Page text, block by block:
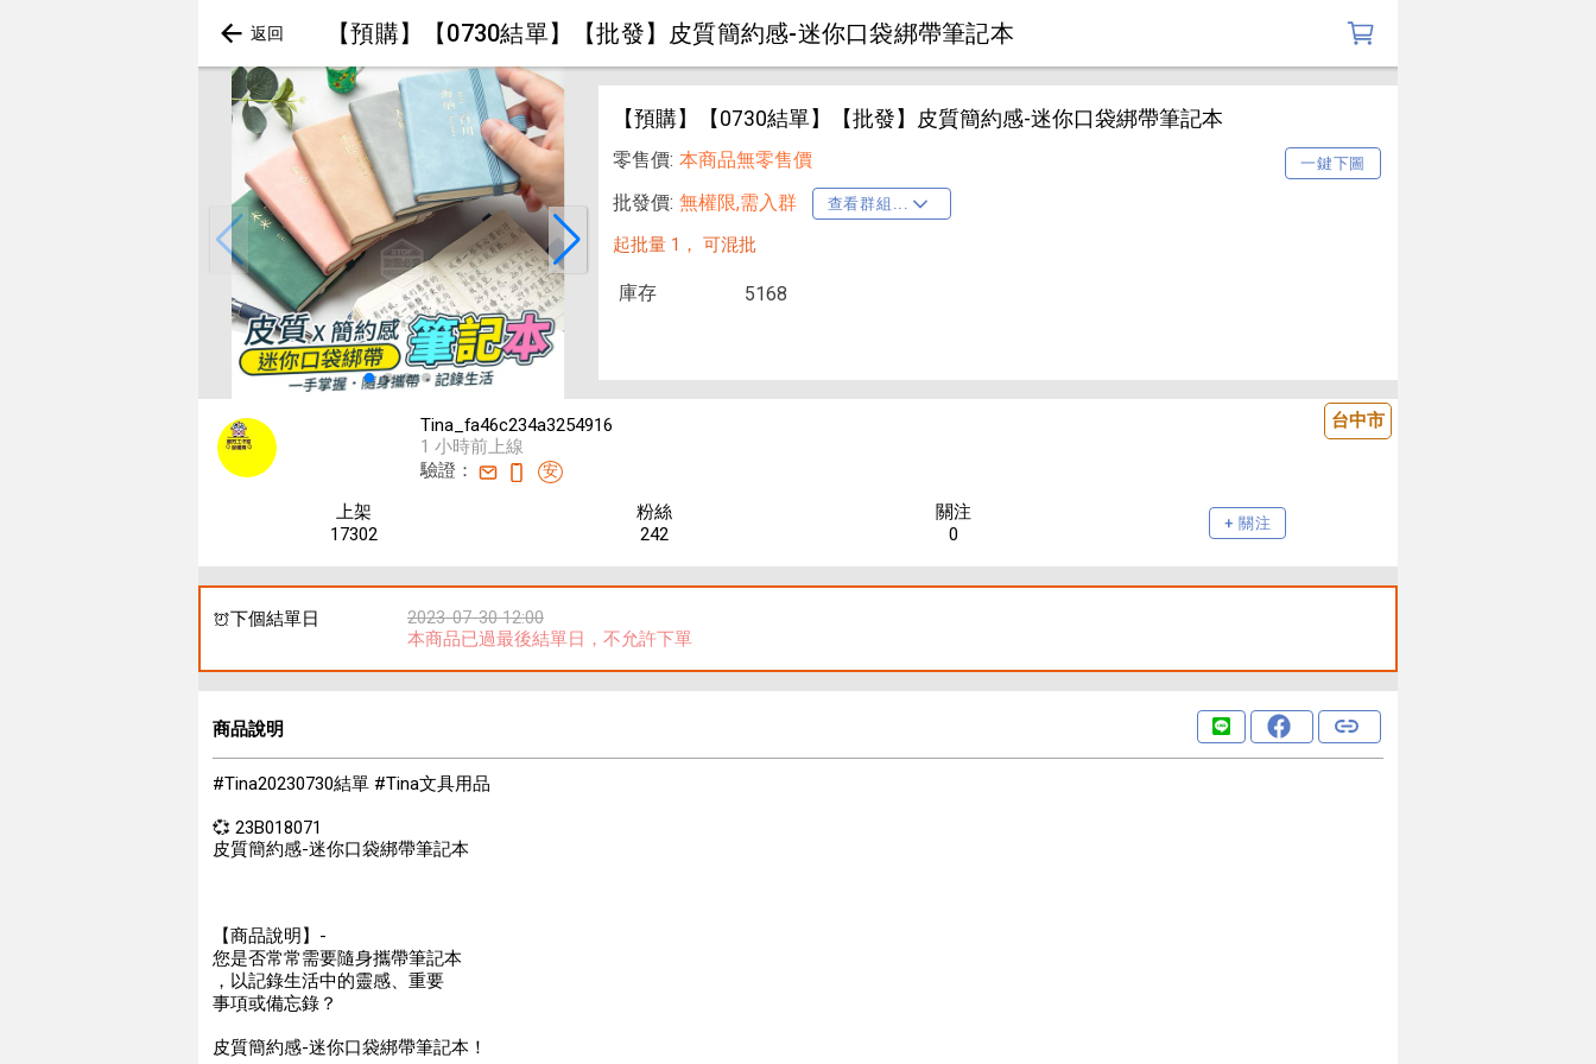
【預購】【0730結單】【批發】皮質簡約感-迷你口袋綁帶筆記本
【預購】【0730結單】【批發】皮質簡約感-迷你口袋綁帶筆記本
零售價: 一鍵下圖
本商品無零售價
批發價: 無權限,需入群 查看群組...
起批量 1， 可混批
庫存 5168
台中市
Tina_fa46c234a3254916
1 小時前上線
驗證：
安
上架
17302
粉絲
242
關注
0
+ 關注
下個結單日
2023-07-30 12:00
本商品已過最後結單日，不允許下單
商品說明
#Tina20230730結單 #Tina文具用品
💞 23B018071
皮質簡約感-迷你口袋綁帶筆記本
【商品說明】-
您是否常常需要隨身攜帶筆記本
，以記錄生活中的靈感、重要
事項或備忘錄？
皮質簡約感-迷你口袋綁帶筆記本！